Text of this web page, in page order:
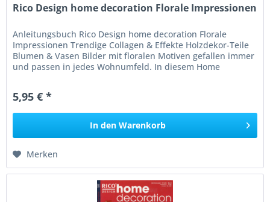
Rico Design home decoration Florale Impressionen
Anleitungsbuch Rico Design home decoration Florale
Impressionen Trendige Collagen & Effekte Holzdekor-Teile
Blumen & Vasen Bilder mit floralen Motiven gefallen immer
und passen in jedes Wohnumfeld. In diesem Home
5,95 € *
In den Warenkorb
Merken